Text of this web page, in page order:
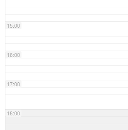
15:00
16:00
17:00
18:00